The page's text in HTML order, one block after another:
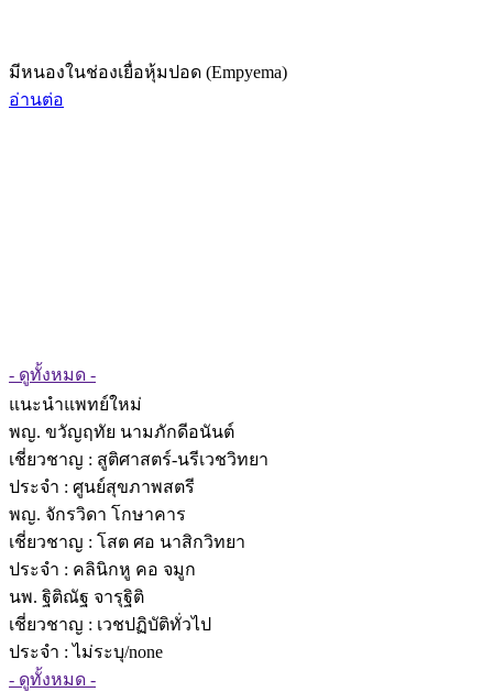
มีหนองในช่องเยื่อหุ้มปอด (Empyema)
อ่านต่อ
- ดูทั้งหมด -
แนะนำแพทย์ใหม่
พญ. ขวัญฤทัย นามภักดีอนันต์
เชี่ยวชาญ : สูติศาสตร์-นรีเวชวิทยา
ประจำ : ศูนย์สุขภาพสตรี
พญ. จักรวิดา โกษาคาร
เชี่ยวชาญ : โสต ศอ นาสิกวิทยา
ประจำ : คลินิกหู คอ จมูก
นพ. ฐิติณัฐ จารุฐิติ
เชี่ยวชาญ : เวชปฏิบัติทั่วไป
ประจำ : ไม่ระบุ/none
- ดูทั้งหมด -